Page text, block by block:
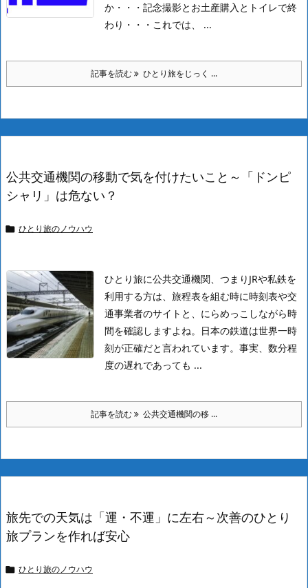
か・・・記念撮影とお土産購入とトイレで終
わり・・・これでは、 ...
記事を読む ひとり旅をじっく ...
公共交通機関の移動で気を付けたいこと～「ドンピ
シャリ」は危ない？
 ひとり旅のノウハウ
ひとり旅に公共交通機関、つまりJRや私鉄を
利用する方は、旅程表を組む時に時刻表や交
通事業者のサイトと、にらめっこしながら時
間を確認しますよね。 日本の鉄道は世界一時
刻が正確だと言われています。事実、数分程
度の遅れであっても ...
記事を読む 公共交通機関の移 ...
旅先での天気は「運・不運」に左右～次善のひとり
旅プランを作れば安心
 ひとり旅のノウハウ